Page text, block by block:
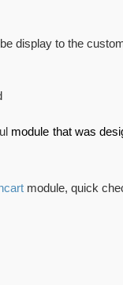
display to the
module that was
module, quick